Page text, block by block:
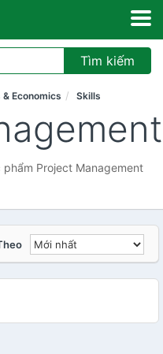
Tìm kiếm
Economics Skills
Project Management